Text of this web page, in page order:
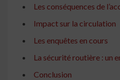
Les conséquences de
Impact sur la circulation
Les enquêtes en cours
La sécurité routière : un
Conclusion